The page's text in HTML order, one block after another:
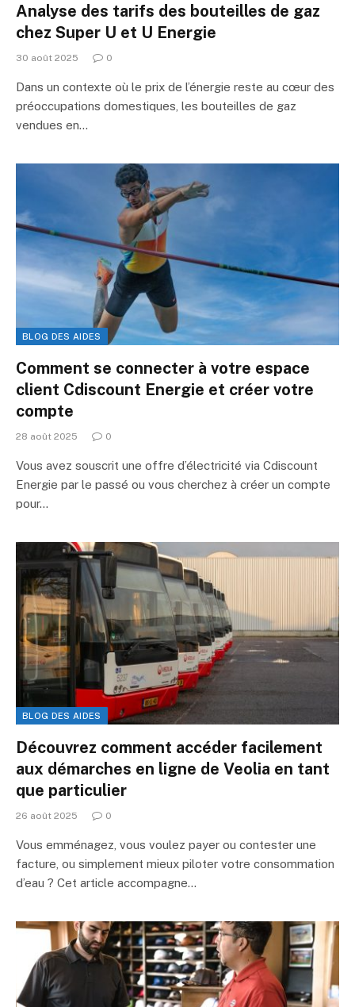
Analyse des tarifs des bouteilles de gaz
chez Super U et U Energie
30 août 2025 0
Dans un contexte où le prix de l’énergie reste au cœur des
préoccupations domestiques, les bouteilles de gaz
vendues en…
BLOG DES AIDES
Comment se connecter à votre espace
client Cdiscount Energie et créer votre
compte
28 août 2025 0
Vous avez souscrit une offre d’électricité via Cdiscount
Energie par le passé ou vous cherchez à créer un compte
pour…
BLOG DES AIDES
Découvrez comment accéder facilement
aux démarches en ligne de Veolia en tant
que particulier
26 août 2025 0
Vous emménagez, vous voulez payer ou contester une
facture, ou simplement mieux piloter votre consommation
d’eau ? Cet article accompagne…